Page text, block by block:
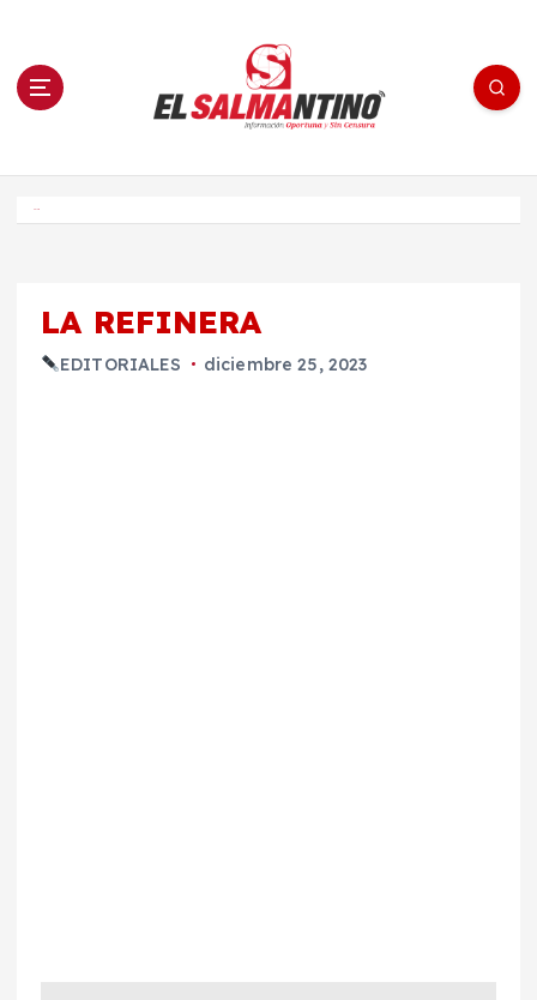
n El Salmantino - medios/noticias/editorial
LA REFINERA
EDITORIALES diciembre 25, 2023